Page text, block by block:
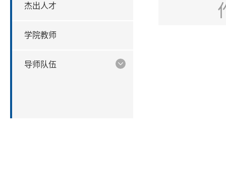
杰出人才
学院教师
导师队伍